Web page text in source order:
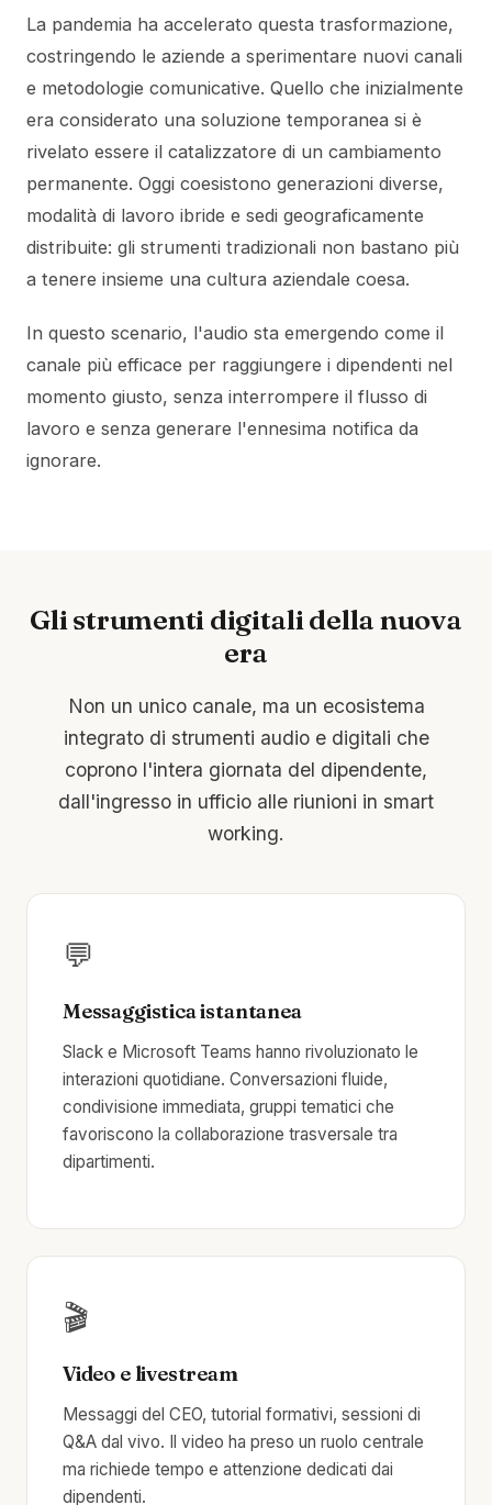
La pandemia ha accelerato questa trasformazione,
costringendo le aziende a sperimentare nuovi canali
e metodologie comunicative. Quello che inizialmente
era considerato una soluzione temporanea si è
rivelato essere il catalizzatore di un cambiamento
permanente. Oggi coesistono generazioni diverse,
modalità di lavoro ibride e sedi geograficamente
distribuite: gli strumenti tradizionali non bastano più
a tenere insieme una cultura aziendale coesa.
In questo scenario, l'audio sta emergendo come il
canale più efficace per raggiungere i dipendenti nel
momento giusto, senza interrompere il flusso di
lavoro e senza generare l'ennesima notifica da
ignorare.
Gli strumenti digitali della nuova
era
Non un unico canale, ma un ecosistema
integrato di strumenti audio e digitali che
coprono l'intera giornata del dipendente,
dall'ingresso in ufficio alle riunioni in smart
working.
💬
Messaggistica istantanea
Slack e Microsoft Teams hanno rivoluzionato le
interazioni quotidiane. Conversazioni fluide,
condivisione immediata, gruppi tematici che
favoriscono la collaborazione trasversale tra
dipartimenti.
🎬
Video e livestream
Messaggi del CEO, tutorial formativi, sessioni di
Q&A dal vivo. Il video ha preso un ruolo centrale
ma richiede tempo e attenzione dedicati dai
dipendenti.